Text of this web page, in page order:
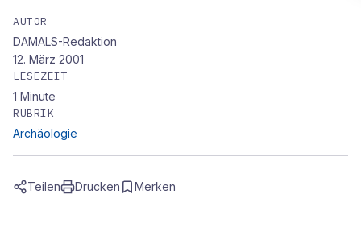
Älteste islamische Inschrift in
Ägypten entdeckt
AUTOR
DAMALS-Redaktion
12. März 2001
LESEZEIT
1 Minute
RUBRIK
Archäologie
Teilen Drucken Merken